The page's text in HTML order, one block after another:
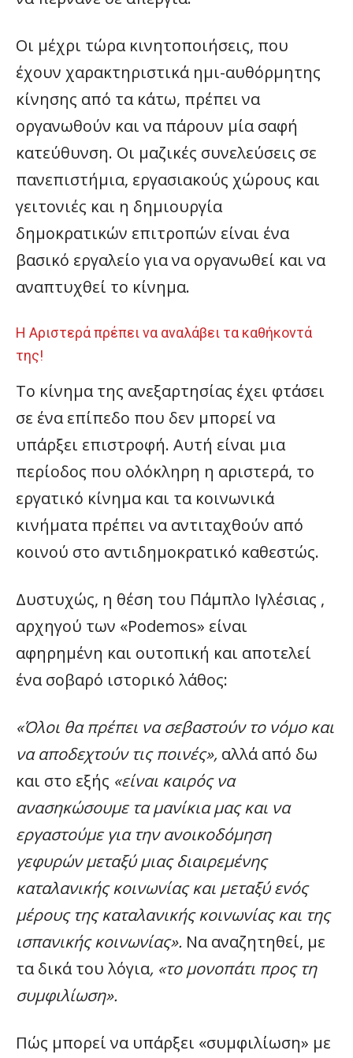
Οι μέχρι τώρα κινητοποιήσεις, που
έχουν χαρακτηριστικά ημι-αυθόρμητης
κίνησης από τα κάτω, πρέπει να
οργανωθούν και να πάρουν μία σαφή
κατεύθυνση. Οι μαζικές συνελεύσεις σε
πανεπιστήμια, εργασιακούς χώρους και
γειτονιές και η δημιουργία
δημοκρατικών επιτροπών είναι ένα
βασικό εργαλείο για να οργανωθεί και να
αναπτυχθεί το κίνημα.
Η Αριστερά πρέπει να αναλάβει τα καθήκοντά
της!
Το κίνημα της ανεξαρτησίας έχει φτάσει
σε ένα επίπεδο που δεν μπορεί να
υπάρξει επιστροφή. Αυτή είναι μια
περίοδος που ολόκληρη η αριστερά, το
εργατικό κίνημα και τα κοινωνικά
κινήματα πρέπει να αντιταχθούν από
κοινού στο αντιδημοκρατικό καθεστώς.
Δυστυχώς, η θέση του Πάμπλο Ιγλέσιας ,
αρχηγού των «Podemos» είναι
αφηρημένη και ουτοπική και αποτελεί
ένα σοβαρό ιστορικό λάθος:
«Όλοι θα πρέπει να σεβαστούν το νόμο και
να αποδεχτούν τις ποινές», αλλά από δω
και στο εξής «είναι καιρός να
ανασηκώσουμε τα μανίκια μας και να
εργαστούμε για την ανοικοδόμηση
γεφυρών μεταξύ μιας διαιρεμένης
καταλανικής κοινωνίας και μεταξύ ενός
μέρους της καταλανικής κοινωνίας και της
ισπανικής κοινωνίας». Να αναζητηθεί, με
τα δικά του λόγια, «το μονοπάτι προς τη
συμφιλίωση».
Πώς μπορεί να υπάρξει «συμφιλίωση» με